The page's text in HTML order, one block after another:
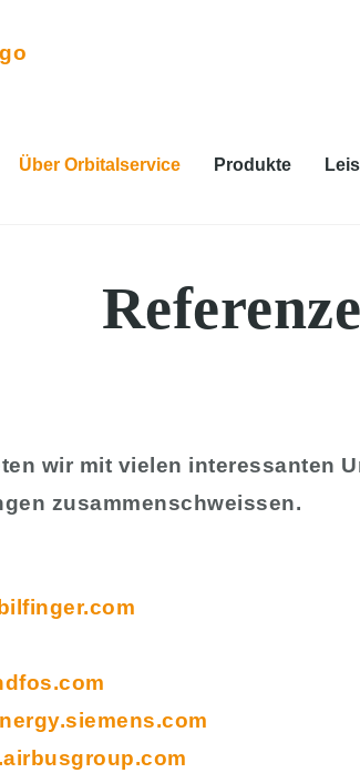
Über Orbitalservice Produkte
wir mit vielen interessanten
zusammenschweissen.